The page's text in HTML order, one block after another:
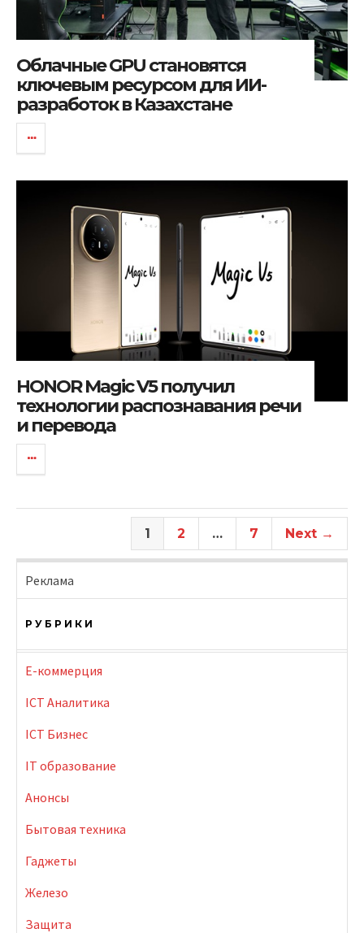
Облачные GPU становятся
ключевым ресурсом для ИИ-
разработок в Казахстане
HONOR Magic V5 получил
технологии распознавания речи
и перевода
1 2 … 7 Next →
Реклама
РУБРИКИ
E-коммерция
ICT Аналитика
ICT Бизнес
IT образование
Анонсы
Бытовая техника
Гаджеты
Железо
Защита